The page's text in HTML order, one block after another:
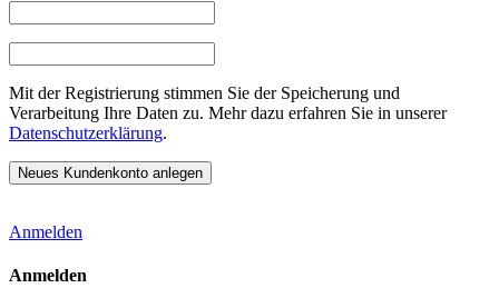
Mit der Registrierung stimmen Sie der Speicherung und
Verarbeitung Ihre Daten zu. Mehr dazu erfahren Sie in unserer
Datenschutzerklärung.
Anmelden
Anmelden